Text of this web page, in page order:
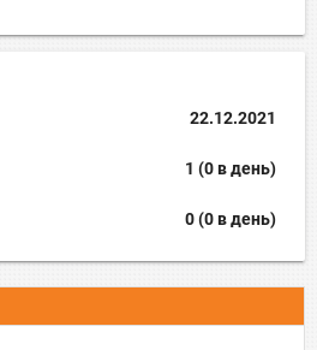
22.12.2021
1 (0 в день)
0 (0 в день)